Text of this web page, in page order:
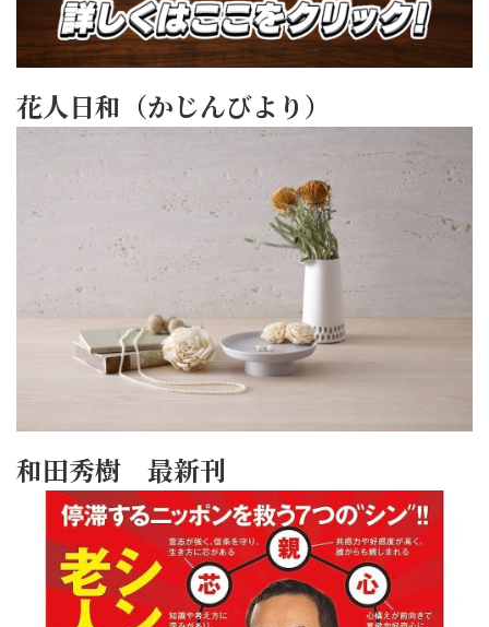
花人日和（かじんびより）
和田秀樹 最新刊